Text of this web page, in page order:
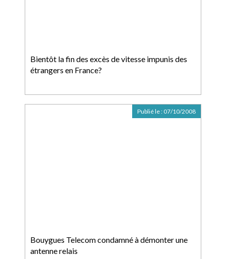
Bientôt la fin des excès de vitesse impunis des
étrangers en France?
Bouygues Telecom condamné à démonter une
antenne relais
Publié le : 07/10/2008